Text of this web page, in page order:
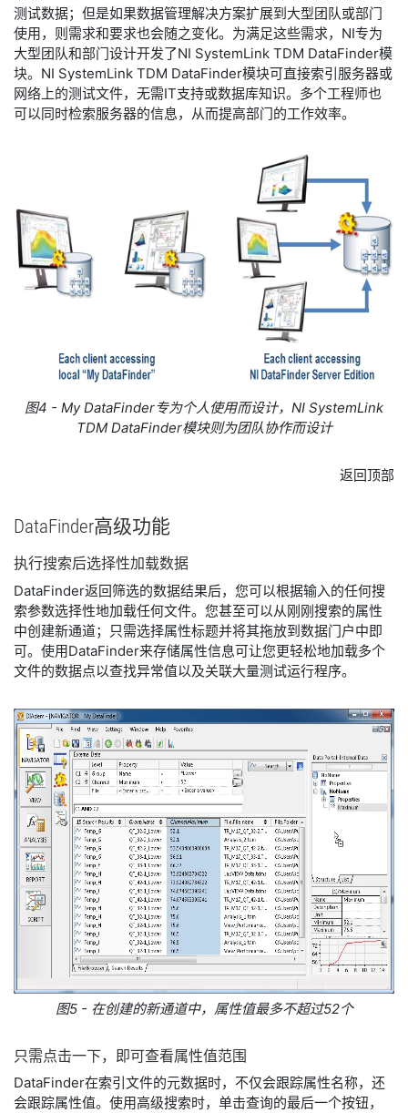
测试数据；但是如果数据管理解决方案扩展到大型团队或部门
使用，则需求和要求也会随之变化。为满足这些需求，NI专为
大型团队和部门设计开发了NI SystemLink TDM DataFinder模
块。NI SystemLink TDM DataFinder模块可直接索引服务器或
网络上的测试文件，无需IT支持或数据库知识。多个工程师也
可以同时检索服务器的信息，从而提高部门的工作效率。
图4 - My DataFinder专为个人使用而设计，NI SystemLink
TDM DataFinder模块则为团队协作而设计
返回顶部
DataFinder高级功能
执行搜索后选择性加载数据
DataFinder返回筛选的数据结果后，您可以根据输入的任何搜
索参数选择性地加载任何文件。您甚至可以从刚刚搜索的属性
中创建新通道；只需选择属性标题并将其拖放到数据门户中即
可。使用DataFinder来存储属性信息可让您更轻松地加载多个
文件的数据点以查找异常值以及关联大量测试运行程序。
图5 - 在创建的新通道中，属性值最多不超过52个
只需点击一下， 即可查看属性值范围
DataFinder在索引文件的元数据时，不仅会跟踪属性名称，还
会跟踪属性值。使用高级搜索时，单击查询的最后一个按钮，